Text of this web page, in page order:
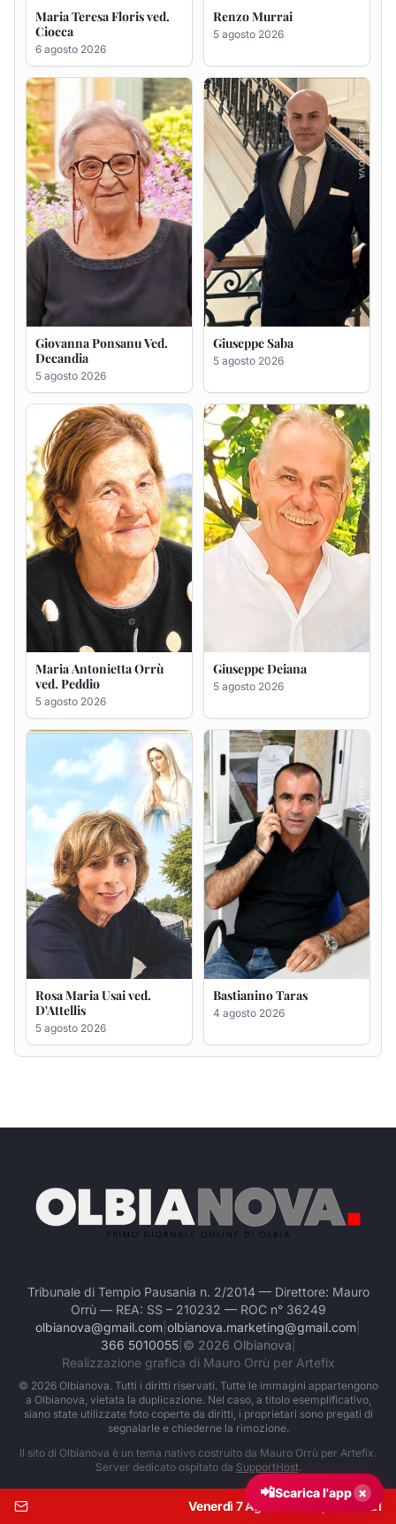
Giovanna Ponsanu Ved.
Decandia
5 agosto 2026
Giuseppe Saba
5 agosto 2026
Maria Antonietta Orrù
ved. Peddio
5 agosto 2026
Giuseppe Deiana
5 agosto 2026
Rosa Maria Usai ved.
D'Attellis
5 agosto 2026
Bastianino Taras
4 agosto 2026
Tribunale di Tempio Pausania n. 2/2014 — Direttore: Mauro
Orrù — REA: SS – 210232 — ROC n° 36249
olbianova@gmail.com olbianova.marketing@gmail.com
366 5010055| © 2026 Olbianova
Realizzazione grafica di Mauro Orrù per Artefix
© 2026Olbianova. Tutti i diritti riservati. Tutte le immagini appartengono
a Olbianova, vietata la duplicazione. Nel caso, a titolo esemplificativo,
siano state utilizzate foto coperte da diritti, i proprietari sono pregati di
segnalarle e chiederne la rimozione.
Il sito di Olbianova è un tema nativo costruito da Mauro Orrù per Artefix.
Server dedicato ospitato da SupportHost.
Venerdì 7 Agosto 2026 21:21
📲Scarica l'app ×